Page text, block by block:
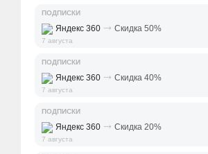
ПОДПИСКИ
Яндекс 360 ⤑ Скидка 50%
7 августа
ПОДПИСКИ
Яндекс 360 ⤑ Скидка 40%
7 августа
ПОДПИСКИ
Яндекс 360 ⤑ Скидка 20%
7 августа